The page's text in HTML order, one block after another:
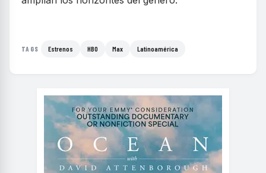
TAGS Estrenos HBO Max Latinoamérica